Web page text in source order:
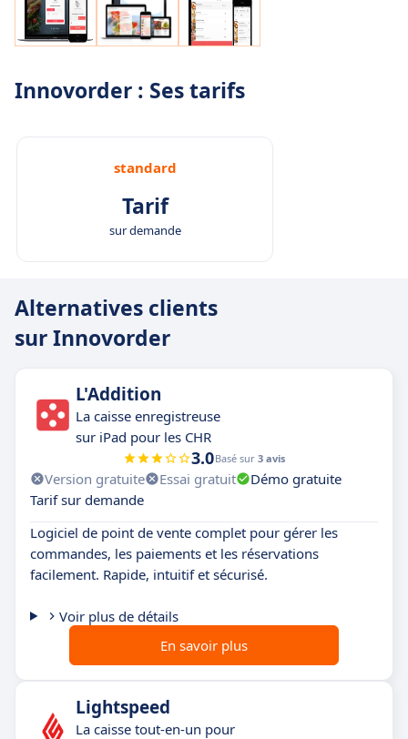
Innovorder : Ses tarifs
standard
Tarif
sur demande
Alternatives clients
sur Innovorder
L'Addition
La caisse enregistreuse
sur iPad pour les CHR
3.0Basé sur 3 avis
Version gratuite Essai gratuit
Démo gratuite
Tarif sur demande
Logiciel de point de vente complet pour gérer les
commandes, les paiements et les réservations
facilement. Rapide, intuitif et sécurisé.
Voir plus de détails
En savoir plus
Lightspeed
La caisse tout-en-un pour